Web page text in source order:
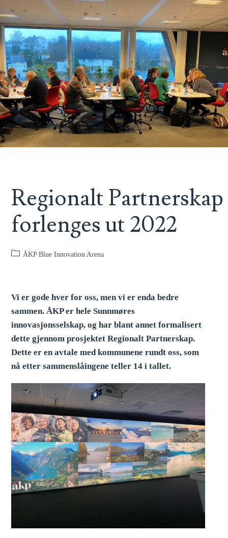
Regionalt Partnerskap
forlenges ut 2022
ÅKP Blue Innovation Arena
Vi er gode hver for oss, men vi er enda bedre
sammen. ÅKP er hele Sunnmøres
innovasjonsselskap, og har blant annet formalisert
dette gjennom prosjektet Regionalt Partnerskap.
Dette er en avtale med kommunene rundt oss, som
nå etter sammenslåingene teller 14 i tallet.